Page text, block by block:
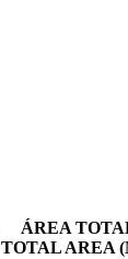
ÁREA
TOTAL AREA